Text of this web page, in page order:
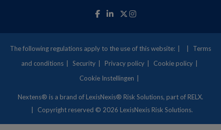
The following regulations apply to the use of this website:
Terms
and conditions
Security Privacy policy
Cookie policy
Cookie Instellingen
Nextens® is a brand of LexisNexis® Risk Solutions, part of RELX.
Copyrightreserved © 2026 LexisNexis Risk Solutions.